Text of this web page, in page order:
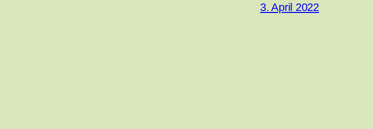
3. April 2022